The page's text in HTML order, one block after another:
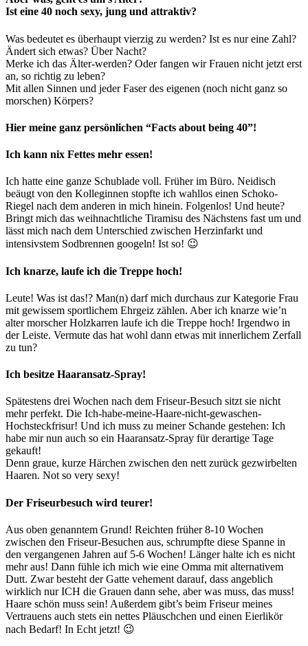
Ist eine 40 noch sexy, jung und attraktiv?
Was bedeutet es überhaupt vierzig zu werden? Ist es nur eine Zahl?
Ändert sich etwas? Über Nacht?
Merke ich das Älter-werden? Oder fangen wir Frauen nicht jetzt erst
an, so richtig zu leben?
Mit allen Sinnen und jeder Faser des eigenen (noch nicht ganz so
morschen) Körpers?
Hier meine ganz persönlichen “Facts about being 40”!
Ich kann nix Fettes mehr essen!
Ich hatte eine ganze Schublade voll. Früher im Büro. Neidisch
beäugt von den Kolleginnen stopfte ich wahllos einen Schoko-
Riegel nach dem anderen in mich hinein. Folgenlos! Und heute?
Bringt mich das weihnachtliche Tiramisu des Nächstens fast um und
lässt mich nach dem Unterschied zwischen Herzinfarkt und
intensivstem Sodbrennen googeln! Ist so! 😉
Ich knarze, laufe ich die Treppe hoch!
Leute! Was ist das!? Man(n) darf mich durchaus zur Kategorie Frau
mit gewissem sportlichem Ehrgeiz zählen. Aber ich knarze wie’n
alter morscher Holzkarren laufe ich die Treppe hoch! Irgendwo in
der Leiste. Vermute das hat wohl dann etwas mit innerlichem Zerfall
zu tun?
Ich besitze Haaransatz-Spray!
Spätestens drei Wochen nach dem Friseur-Besuch sitzt sie nicht
mehr perfekt. Die Ich-habe-meine-Haare-nicht-gewaschen-
Hochsteckfrisur! Und ich muss zu meiner Schande gestehen: Ich
habe mir nun auch so ein Haaransatz-Spray für derartige Tage
gekauft!
Denn graue, kurze Härchen zwischen den nett zurück gezwirbelten
Haaren. Not so very sexy!
Der Friseurbesuch wird teurer!
Aus oben genanntem Grund! Reichten früher 8-10 Wochen
zwischen den Friseur-Besuchen aus, schrumpfte diese Spanne in
den vergangenen Jahren auf 5-6 Wochen! Länger halte ich es nicht
mehr aus! Dann fühle ich mich wie eine Omma mit alternativem
Dutt. Zwar besteht der Gatte vehement darauf, dass angeblich
wirklich nur ICH die Grauen dann sehe, aber was muss, das muss!
Haare schön muss sein! Außerdem gibt’s beim Friseur meines
Vertrauens auch stets ein nettes Pläuschchen und einen Eierlikör
nach Bedarf! In Echt jetzt! 😉